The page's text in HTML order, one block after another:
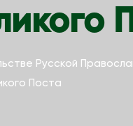
Русской
Поста